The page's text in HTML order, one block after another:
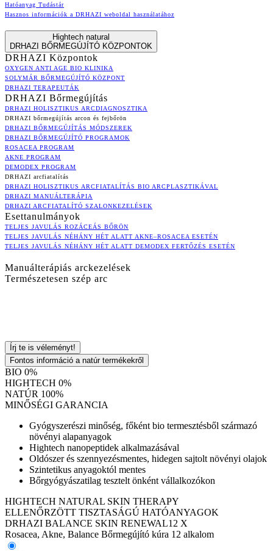
Hatóanyag Tudástár
Hasznos információk a DRHAZI weboldal használatához
Hightech natural
DRHAZI BŐRMEGÚJÍTÓ KÖZPONTOK
DRHAZI Központok
OXYGEN ANTI AGE BIO KLINIKA
SOLYMÁR BŐRMEGÚJÍTÓ KÖZPONT
DRHAZI TERAPEUTÁK
DRHAZI Bőrmegújítás
DRHAZI HOLISZTIKUS ARCDIAGNOSZTIKA
DRHAZI bőrmegújítás arcon és fejbőrön
DRHAZI BŐRMEGÚJÍTÁS MÓDSZEREK
DRHAZI BŐRMEGÚJÍTÓ PROGRAMOK
ROSACEA PROGRAM
AKNE PROGRAM
DEMODEX PROGRAM
DRHAZI arcfiatalítás
DRHAZI HOLISZTIKUS ARCFIATALÍTÁS BIO ARCPLASZTIKÁVAL
DRHAZI MANUÁLTERÁPIA
DRHAZI ARCFIATALÍTÓ SZALONKEZELÉSEK
Esettanulmányok
TELJES JAVULÁS ROZÁCEÁS BŐRÖN
TELJES JAVULÁS NÉHÁNY HÉT ALATT AKNE–ROSACEA ESETÉN
TELJES JAVULÁS NÉHÁNY HÉT ALATT DEMODEX FERTŐZÉS ESETÉN
Manuálterápiás arckezelések
Természetesen szép arc
Írj te is véleményt!
Fontos információ a natúr termékekről
BIO 0%
HIGHTECH 0%
NATÚR 100%
MINŐSÉGI GARANCIA
Gyógyszerészi minőség, főként bio termesztésből származó
növényi alapanyagok
Hightech nanopeptidek alkalmazásával
Oldószer és szennyezésmentes, hidegen sajtolt növényi olajok
Szintetikus anyagoktól mentes
Bőrgyógyászatilag tesztelt önként vállalkozókon
HIGHTECH NATURAL SKIN THERAPY
ELLENŐRZÖTT TISZTASÁGÚ HATÓANYAGOK
DRHAZI BALANCE SKIN RENEWAL12 X
Rosacea, Akne, Balance Bőrmegújító kúra 12 alkalom